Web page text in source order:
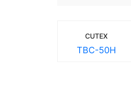
CUTEX
TBC-50H